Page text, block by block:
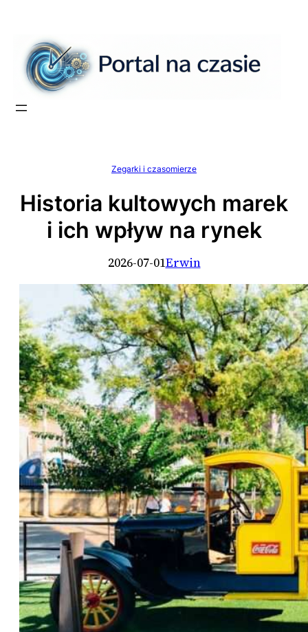
treści
Zegarki i czasomierze
Historia kultowych marek
i ich wpływ na rynek
2026-07-01Erwin